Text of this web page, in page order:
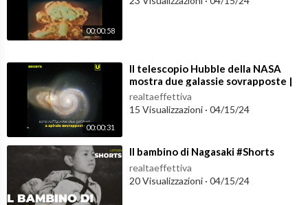
Abbonati a questo canale per accedere a tutti i vantaggi:
https://www.youtube.com/channe....l/UCVyGg6yFJJAPVS9NT
00:00:58
00:00:31
⁣Il telescopio Hubble della NASA
mostra due galassie sovrapposte |
#shorts
realtaeffettiva
15 Visualizzazioni · 04/15/24
⁣Il bambino di Nagasaki #Shorts
realtaeffettiva
20 Visualizzazioni · 04/15/24